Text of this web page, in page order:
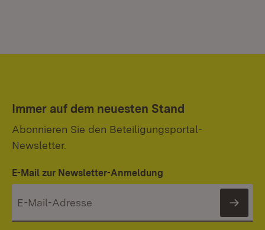
Immer auf dem neuesten Stand
Abonnieren Sie den Beteiligungsportal-
Newsletter.
E-Mail zur Newsletter-Anmeldung